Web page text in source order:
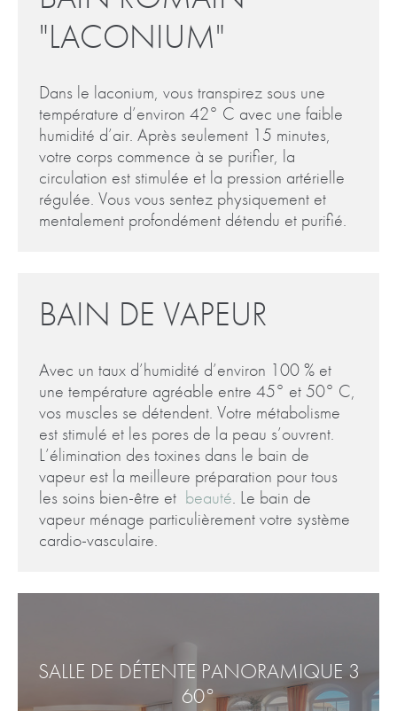
"LACONIUM"
Dans le laconium, vous transpirez sous une
température d’environ 42° C avec une faible
humidité d’air. Après seulement 15 minutes,
votre corps commence à se purifier, la
circulation est stimulée et la pression artérielle
régulée. Vous vous sentez physiquement et
mentalement profondément détendu et purifié.
BAIN DE VAPEUR
Avec un taux d’humidité d’environ 100 % et
une température agréable entre 45° et 50° C,
vos muscles se détendent. Votre métabolisme
est stimulé et les pores de la peau s’ouvrent.
L’élimination des toxines dans le bain de
vapeur est la meilleure préparation pour tous
les soins bien-être et beauté. Le bain de
vapeur ménage particulièrement votre système
cardio-vasculaire.
SALLE DE DÉTENTE PANORAMIQUE 3
60°